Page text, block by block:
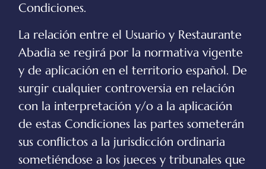
Condiciones.
La relación entre el Usuario y Restaurante
Abadia se regirá por la normativa vigente
y de aplicación en el territorio español. De
surgir cualquier controversia en relación
con la interpretación y/o a la aplicación
de estas Condiciones las partes someterán
sus conflictos a la jurisdicción ordinaria
sometiéndose a los jueces y tribunales que